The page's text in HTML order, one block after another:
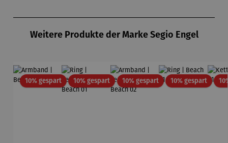
Weitere Produkte der Marke Segio Engel
10% gespartRabatt10% gespartRabatt10% gespartRabatt10% gespartRabatt